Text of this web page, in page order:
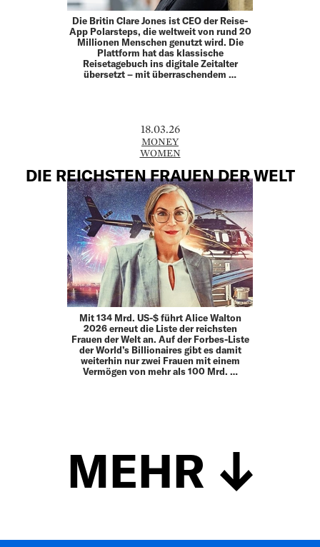
Die Britin Clare Jones ist CEO der Reise-
App Polarsteps, die weltweit von rund 20
Millionen Menschen genutzt wird. Die
Plattform hat das klassische
Reisetagebuch ins digitale Zeitalter
übersetzt – mit überraschendem …
18.03.26
MONEY
WOMEN
DIE REICHSTEN FRAUEN DER WELT
Mit 134 Mrd. US-$ führt Alice Walton
2026 erneut die Liste der reichsten
Frauen der Welt an. Auf der Forbes-Liste
der World’s Billionaires gibt es damit
weiterhin nur zwei Frauen mit einem
Vermögen von mehr als 100 Mrd. …
MEHR